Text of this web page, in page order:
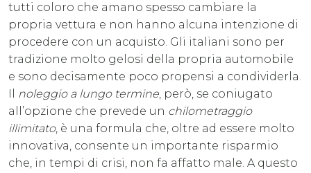
tutti coloro che amano spesso cambiare la
propria vettura e non hanno alcuna intenzione di
procedere con un acquisto. Gli italiani sono per
tradizione molto gelosi della propria automobile
e sono decisamente poco propensi a condividerla.
noleggio a lungo termine, però, se coniugato
all’opzione che prevede un chilometraggio
illimitato, è una formula che, oltre ad essere molto
innovativa, consente un importante risparmio
che, in tempi di crisi, non fa affatto male. A questo